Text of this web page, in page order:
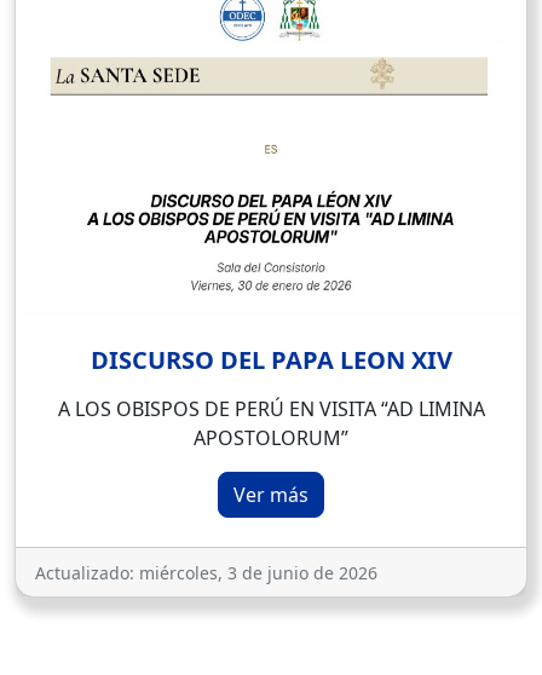
DISCURSO DEL PAPA LEON XIV
A LOS OBISPOS DE PERÚ EN VISITA “AD LIMINA
APOSTOLORUM”
Ver más
Actualizado: miércoles, 3 de junio de 2026